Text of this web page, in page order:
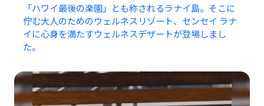
「ハワイ最後の楽園」とも称されるラナイ島。そこに
佇む大人のためのウェルネスリゾート、センセイ ラナ
イに心身を満たすウェルネスデザートが登場しまし
た。